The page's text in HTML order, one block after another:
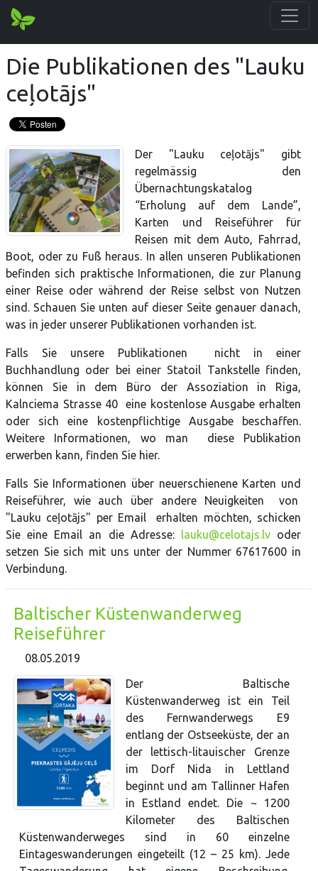
Die Publikationen des "Lauku
ceļotājs"
Der "Lauku ceļotājs" gibt
regelmässig den
Übernachtungskatalog
“Erholung auf dem Lande”,
Karten und Reisefϋhrer fϋr
Reisen mit dem Auto, Fahrrad,
Boot, oder zu Fuß heraus. In allen unseren Publikationen
befinden sich praktische Informationen, die zur Planung
einer Reise oder während der Reise selbst von Nutzen
sind. Schauen Sie unten auf dieser Seite genauer danach,
was in jeder unserer Publikationen vorhanden ist.
Falls Sie unsere Publikationen nicht in einer
Buchhandlung oder bei einer Statoil Tankstelle finden,
können Sie in dem Büro der Assoziation in Riga,
Kalnciema Strasse 40 eine kostenlose Ausgabe erhalten
oder sich eine kostenpflichtige Ausgabe beschaffen.
Weitere Informationen, wo man diese Publikation
erwerben kann, finden Sie hier.
Falls Sie Informationen über neuerschienene Karten und
Reiseführer, wie auch über andere Neuigkeiten von
"Lauku ceļotājs" per Email erhalten möchten, schicken
Sie eine Email an die Adresse: lauku@celotajs.lvoder
setzen Sie sich mit uns unter der Nummer 67617600 in
Verbindung.
Baltischer Küstenwanderweg
Reiseführer
08.05.2019
Der Baltische
Küstenwanderweg ist ein Teil
des Fernwanderwegs E9
entlang der Ostseeküste, der an
der lettisch-litauischer Grenze
im Dorf Nida in Lettland
beginnt und am Tallinner Hafen
in Estland endet. Die ~ 1200
Kilometer des Baltischen
Küstenwanderweges sind in 60 einzelne
Eintageswanderungen eingeteilt (12 – 25 km). Jede